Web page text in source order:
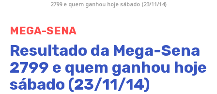
2799 e quem ganhou hoje sábado (23/11/14)
MEGA-SENA
Resultado da Mega-Sena
2799 e quem ganhou hoje
sábado (23/11/14)